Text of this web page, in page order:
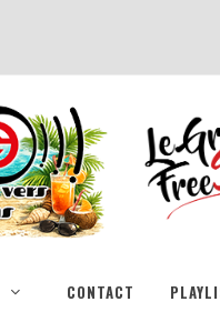
CONTACT